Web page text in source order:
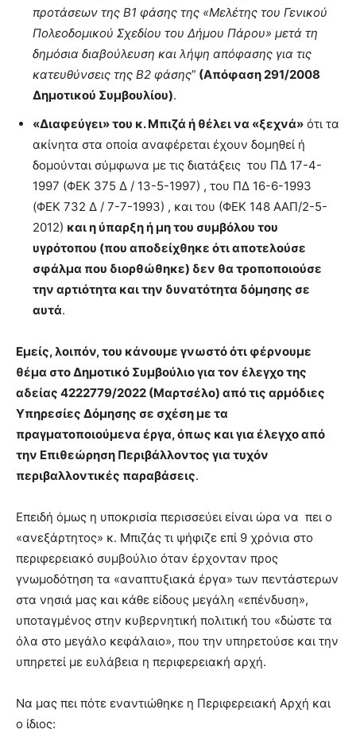
προτάσεων της Β1 φάσης της «Μελέτης του Γενικού
Πολεοδομικού Σχεδίου του Δήμου Πάρου» μετά τη
δημόσια διαβούλευση και λήψη απόφασης για τις
κατευθύνσεις της Β2 φάσης” (Απόφαση 291/2008
Δημοτικού Συμβουλίου).
«Διαφεύγει» του κ. Μπιζά ή θέλει να «ξεχνά» ότι τα
ακίνητα στα οποία αναφέρεται έχουν δομηθεί ή
δομούνται σύμφωνα με τις διατάξεις του ΠΔ 17-4-
1997 (ΦΕΚ 375 Δ / 13-5-1997) , του ΠΔ 16-6-1993
(ΦΕΚ 732 Δ / 7-7-1993) , και του (ΦΕΚ 148 ΑΑΠ/2-5-
2012) και η ύπαρξη ή μη του συμβόλου του
υγρότοπου (που αποδείχθηκε ότι αποτελούσε
σφάλμα που διορθώθηκε) δεν θα τροποποιούσε
την αρτιότητα και την δυνατότητα δόμησης σε
αυτά.
Εμείς, λοιπόν, του κάνουμε γνωστό ότι φέρνουμε
θέμα στο Δημοτικό Συμβούλιο για τον έλεγχο της
αδείας 4222779/2022 (Μαρτσέλο) από τις αρμόδιες
Υπηρεσίες Δόμησης σε σχέση με τα
πραγματοποιούμενα έργα, όπως και για έλεγχο από
την Επιθεώρηση Περιβάλλοντος για τυχόν
περιβαλλοντικές παραβάσεις.
Επειδή όμως η υποκρισία περισσεύει είναι ώρα να πει ο
«ανεξάρτητος» κ. Μπιζάς τι ψήφιζε επί 9 χρόνια στο
περιφερειακό συμβούλιο όταν έρχονταν προς
γνωμοδότηση τα «αναπτυξιακά έργα» των πεντάστερων
στα νησιά μας και κάθε είδους μεγάλη «επένδυση»,
υποταγμένος στην κυβερνητική πολιτική του «δώστε τα
όλα στο μεγάλο κεφάλαιο», που την υπηρετούσε και την
υπηρετεί με ευλάβεια η περιφερειακή αρχή.
Να μας πει πότε εναντιώθηκε η Περιφερειακή Αρχή και
ο ίδιος: